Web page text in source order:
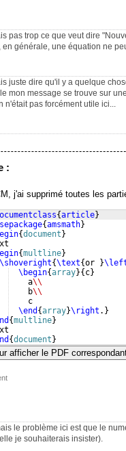
pas trop ce que veut dire
en générale, une équation ne
juste dire qu'il y a quelque
mon message se trouve sur
n'était pas forcément utile ici...
:
j'ai supprimé toutes les
{article}
{amsmath}
{document }
{multline}
\shoveright{\text{or }
\begin{array}{ c}
    a
\\
    b
\\
    c
\end {array}\right . }
{multline}
{document }
afficher le PDF
le problème ici est que le
je souhaiterais insister).